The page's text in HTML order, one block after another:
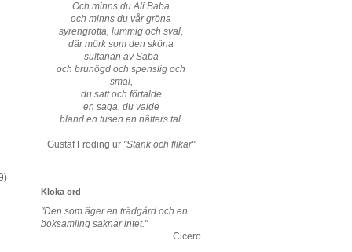
Och minns du Ali Baba
och minns du vår gröna
syrengrotta, lummig och sval,
där mörk som den sköna
sultanan av Saba
och brunögd och spenslig och
smal,
du satt och förtalde
en saga, du valde
bland en tusen en nätters tal.
Gustaf Fröding ur "Stänk och flikar"
Kloka ord
"Den som äger en trädgård och en
boksamling saknar intet."
Cicero